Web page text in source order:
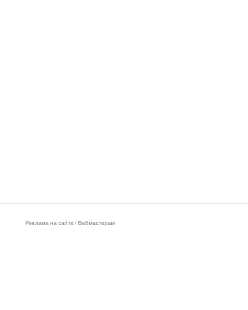
Реклама на сайте / Вебмастерам